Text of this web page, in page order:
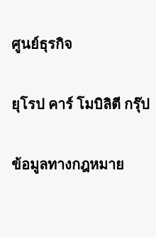
ศูนย์ธุรกิจ
ยุโรป คาร์ โมบิลิตี กรุ๊ป
ข้อมูลทางกฎหมาย